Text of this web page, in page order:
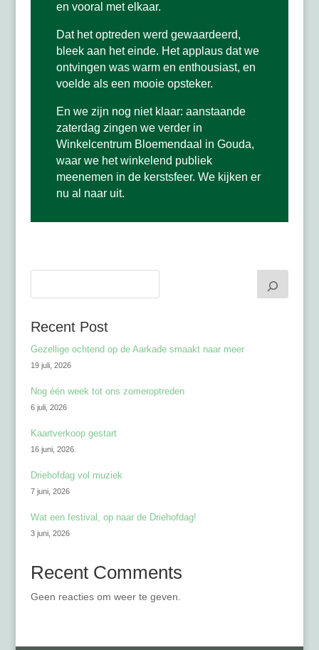
en vooral met elkaar.
Dat het optreden werd gewaardeerd,
bleek aan het einde. Het applaus dat we
ontvingen was warm en enthousiast, en
voelde als een mooie opsteker.
En we zijn nog niet klaar: aanstaande
zaterdag zingen we verder in
Winkelcentrum Bloemendaal in Gouda,
waar we het winkelend publiek
meenemen in de kerstsfeer. We kijken er
nu al naar uit.
Recent Post
Gezellige ochtend op de Aarkade smaakt naar meer
19 juli, 2026
Nog één week tot ons zomeroptreden
6 juli, 2026
Kaartverkoop gestart
16 juni, 2026
Driehofdag vol muziek
7 juni, 2026
Wat een festival, op naar de Driehofdag!
3 juni, 2026
Recent Comments
Geen reacties om weer te geven.